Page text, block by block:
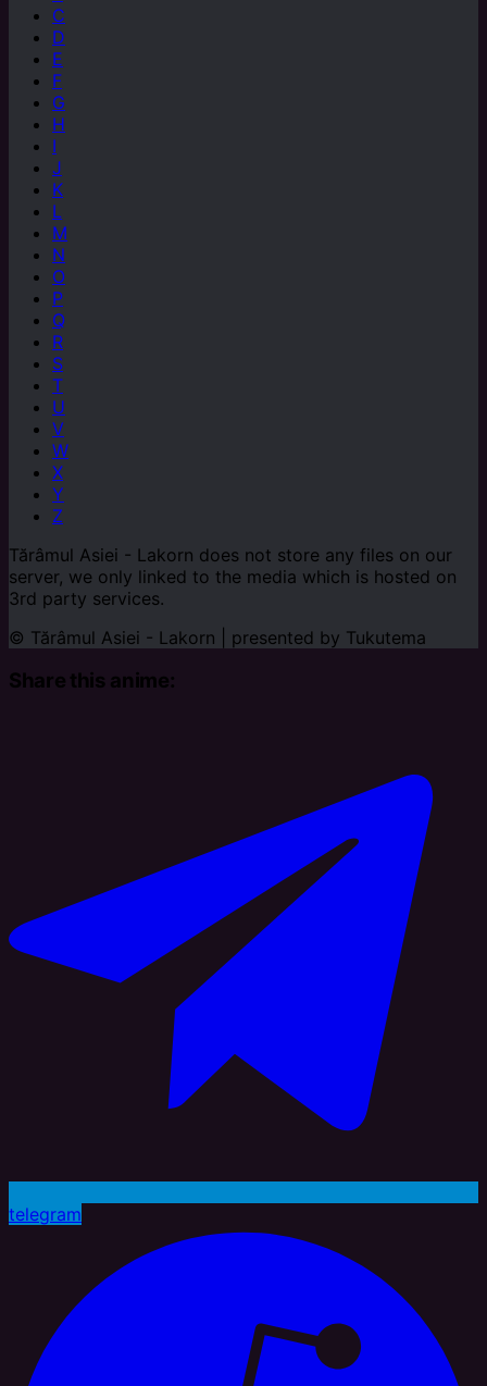
C
D
E
F
G
H
I
J
K
L
M
N
O
P
Q
R
S
T
U
V
W
X
Y
Z
Tărâmul Asiei - Lakorn does not store any files on our
server, we only linked to the media which is hosted on
3rd party services.
© Tărâmul Asiei - Lakorn | presented by Tukutema
Share this anime:
telegram